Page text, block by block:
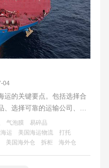
04
运的关键要点。包括选择合
、选择可靠的运输公司、标
输方式等。通过合规的物流
程中安全抵达目的地。
气泡膜
易碎品
运 美国海运物流
打托
美国海外仓 拆柜 海外仓